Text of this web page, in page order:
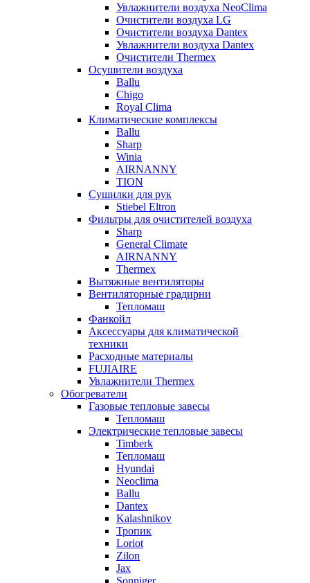
Увлажнители воздуха NeoClima
Очистители воздуха LG
Очистители воздуха Dantex
Увлажнители воздуха Dantex
Очистители Thermex
Осушители воздуха
Ballu
Chigo
Royal Clima
Климатические комплексы
Ballu
Sharp
Winia
AIRNANNY
TION
Сушилки для рук
Stiebel Eltron
Фильтры для очистителей воздуха
Sharp
General Climate
AIRNANNY
Thermex
Вытяжные вентиляторы
Вентиляторные градирни
Тепломаш
Фанкойл
Аксессуары для климатической
техники
Расходные материалы
FUJIAIRE
Увлажнители Thermex
Обогреватели
Газовые тепловые завесы
Тепломаш
Электрические тепловые завесы
Timberk
Тепломаш
Hyundai
Neoclima
Ballu
Dantex
Kalashnikov
Тропик
Loriot
Zilon
Jax
Sonniger